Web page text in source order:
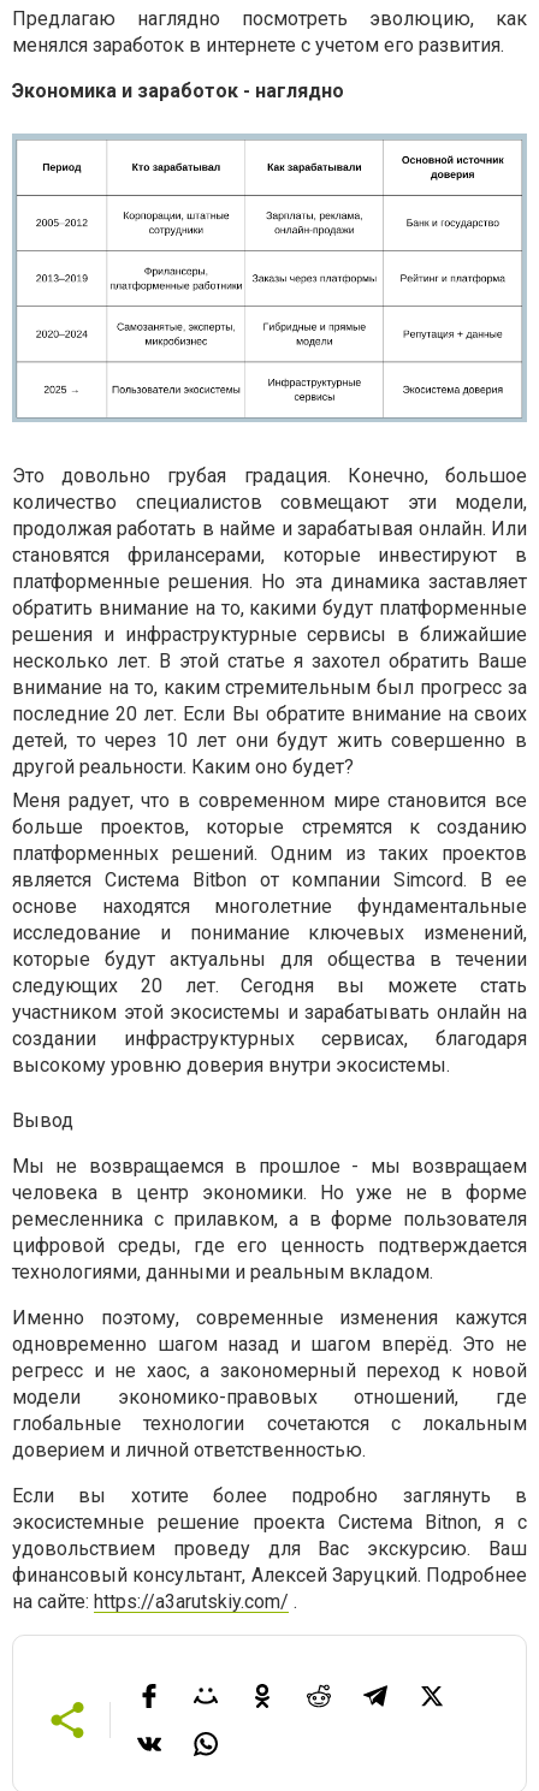
Предлагаю наглядно посмотреть эволюцию, как
менялся заработок в интернете с учетом его развития.
Экономика и заработок - наглядно
Это довольно грубая градация. Конечно, большое
количество специалистов совмещают эти модели,
продолжая работать в найме и зарабатывая онлайн. Или
становятся фрилансерами, которые инвестируют в
платформенные решения. Но эта динамика заставляет
обратить внимание на то, какими будут платформенные
решения и инфраструктурные сервисы в ближайшие
несколько лет. В этой статье я захотел обратить Ваше
внимание на то, каким стремительным был прогресс за
последние 20 лет. Если Вы обратите внимание на своих
детей, то через 10 лет они будут жить совершенно в
другой реальности. Каким оно будет?
Меня радует, что в современном мире становится все
больше проектов, которые стремятся к созданию
платформенных решений. Одним из таких проектов
является Система Bitbon от компании Simcord. В ее
основе находятся многолетние фундаментальные
исследование и понимание ключевых изменений,
которые будут актуальны для общества в течении
следующих 20 лет. Сегодня вы можете стать
участником этой экосистемы и зарабатывать онлайн на
создании инфраструктурных сервисах, благодаря
высокому уровню доверия внутри экосистемы.
Вывод
Мы не возвращаемся в прошлое - мы возвращаем
человека в центр экономики. Но уже не в форме
ремесленника с прилавком, а в форме пользователя
цифровой среды, где его ценность подтверждается
технологиями, данными и реальным вкладом.
Именно поэтому, современные изменения кажутся
одновременно шагом назад и шагом вперёд. Это не
регресс и не хаос, а закономерный переход к новой
модели экономико-правовых отношений, где
глобальные технологии сочетаются с локальным
доверием и личной ответственностью.
Если вы хотите более подробно заглянуть в
экосистемные решение проекта Система Bitnon, я с
удовольствием проведу для Вас экскурсию. Ваш
финансовый консультант, Алексей Заруцкий. Подробнее
на сайте: https://a3arutskiy.com/ .